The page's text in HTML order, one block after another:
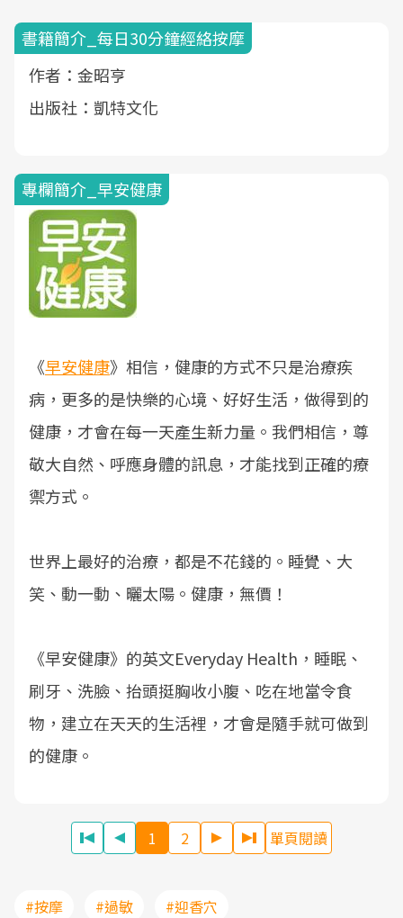
書籍簡介_每日30分鐘經絡按摩
作者：金昭亨
出版社：凱特文化
專欄簡介_早安健康
《早安健康》相信，健康的方式不只是治療疾
病，更多的是快樂的心境、好好生活，做得到的
健康，才會在每一天產生新力量。我們相信，尊
敬大自然、呼應身體的訊息，才能找到正確的療
禦方式。
世界上最好的治療，都是不花錢的。睡覺、大
笑、動一動、曬太陽。健康，無價！
《早安健康》的英文Everyday Health，睡眠、
刷牙、洗臉、抬頭挺胸收小腹、吃在地當令食
物，建立在天天的生活裡，才會是隨手就可做到
的健康。
1 2 單頁閱讀
#按摩 #過敏 #迎香穴